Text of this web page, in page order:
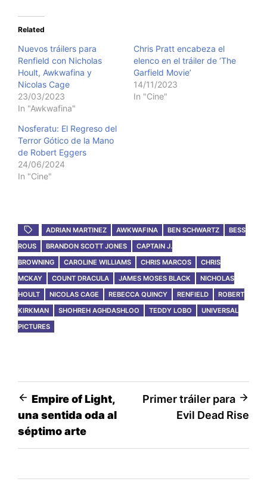
Related
Nuevos tráilers para
Renfield con Nicholas
Hoult, Awkwafina y
Nicolas Cage
23/03/2023
In "Awkwafina"
Chris Pratt encabeza el
elenco en el tráiler de ‘The
Garfield Movie’
14/11/2023
In "Cine"
Nosferatu: El Regreso del
Terror Gótico de la Mano
de Robert Eggers
24/06/2024
In "Cine"
ADRIAN MARTINEZ AWKWAFINA BEN SCHWARTZ
BESS
ROUS
BRANDON SCOTT JONES
CAPTAIN J.
BROWNING
CAROLINE WILLIAMS CHRIS MARCOS
CHRIS
MCKAY
COUNT DRACULA JAMES MOSES BLACK
NICHOLAS
HOULT
NICOLAS CAGE REBECCA QUINCY RENFIELD
ROBERT
KIRKMAN
SHOHREH AGHDASHLOO TEDDY LOBO
UNIVERSAL
PICTURES
Post
navigation
Empire of Light,
una sentida oda al
séptimo arte
Primer tráiler para
Evil Dead Rise